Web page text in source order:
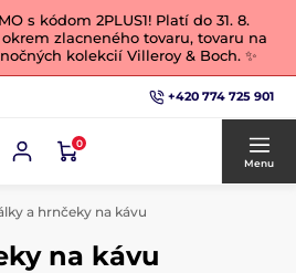
s kódom 2PLUS1! Platí do 31. 8.
zlacneného tovaru, tovaru na
kolekcií Villeroy & Boch. ✨
+420 774 725 901
0
Menu
a hrnčeky na kávu
na kávu